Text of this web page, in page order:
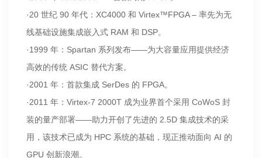
·20 世纪 90 年代：XC4000 和 Virtex™FPGA – 率先为无
线基础设施集成嵌入式 RAM 和 DSP。
·1999 年：Spartan 系列发布——为大容量应用提供经济
高效的传统 ASIC 替代方案。
·2001 年：首款集成 SerDes 的 FPGA。
·2011 年：Virtex-7 2000T 成为业界首个采用 CoWoS 封
装的量产部署——助力开创了先进的 2.5D 集成技术的采
用，该技术已成为 HPC 系统的基础，现正推动面向 AI 的
GPU 创新浪潮。